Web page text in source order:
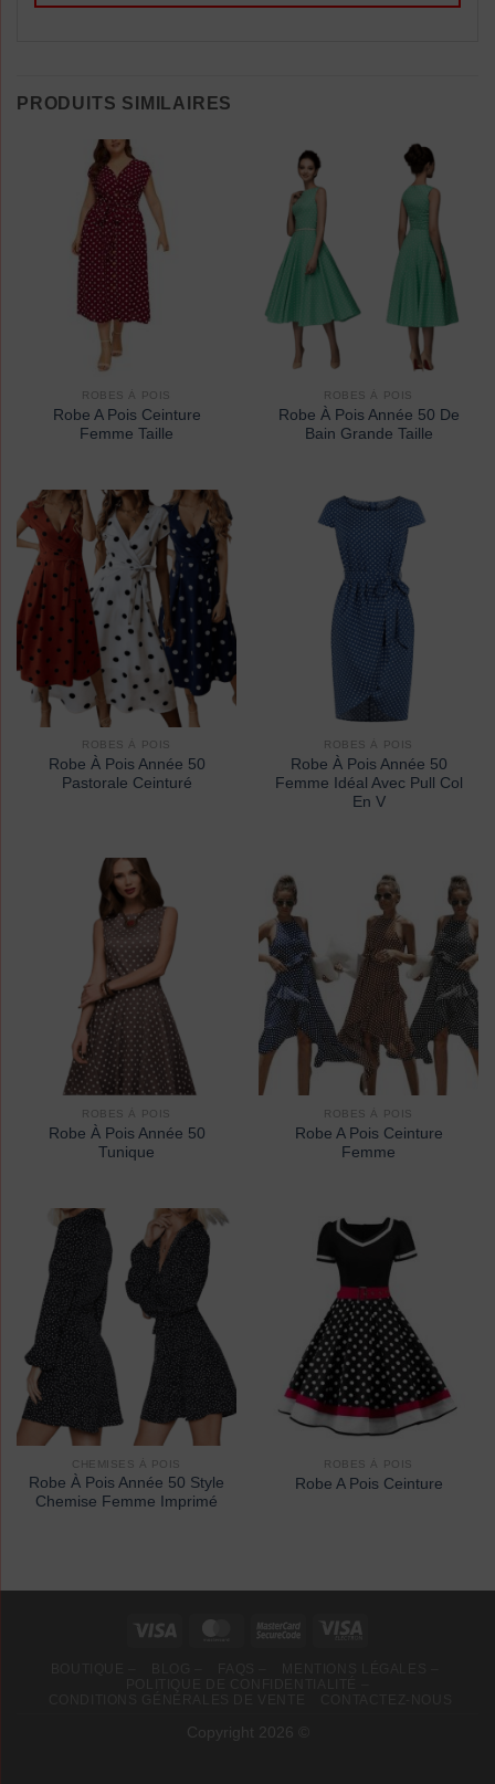
PRODUITS SIMILAIRES
ROBES À POIS
Robe A Pois Ceinture
Femme Taille
ROBES À POIS
Robe À Pois Année 50 De
Bain Grande Taille
ROBES À POIS
Robe À Pois Année 50
Pastorale Ceinturé
ROBES À POIS
Robe À Pois Année 50
Femme Idéal Avec Pull Col
En V
ROBES À POIS
Robe À Pois Année 50
Tunique
ROBES À POIS
Robe A Pois Ceinture
Femme
CHEMISES À POIS
Robe À Pois Année 50 Style
Chemise Femme Imprimé
ROBES À POIS
Robe A Pois Ceinture
Copyright 2026 ©